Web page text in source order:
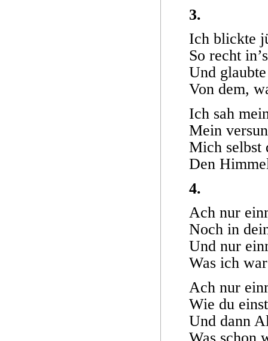
3.
Ich blickte
So recht
Und
Von dem,
Ich sah
Mein
Mich selbst
Den
4.
Ach nur
Noch in
Und nur
Was ich
Ach nur
Wie du
Und dann